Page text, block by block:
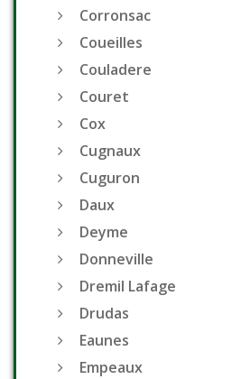
Corronsac
Coueilles
Couladere
Couret
Cox
Cugnaux
Cuguron
Daux
Deyme
Donneville
Dremil Lafage
Drudas
Eaunes
Empeaux